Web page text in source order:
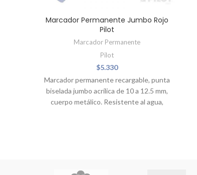
Marcador Permanente Jumbo Rojo
Pilot
Marcador Permanente
Pilot
$5.330
Marcador permanente recargable, punta
biselada jumbo acrílica de 10 a 12.5 mm,
cuerpo metálico. Resistente al agua,